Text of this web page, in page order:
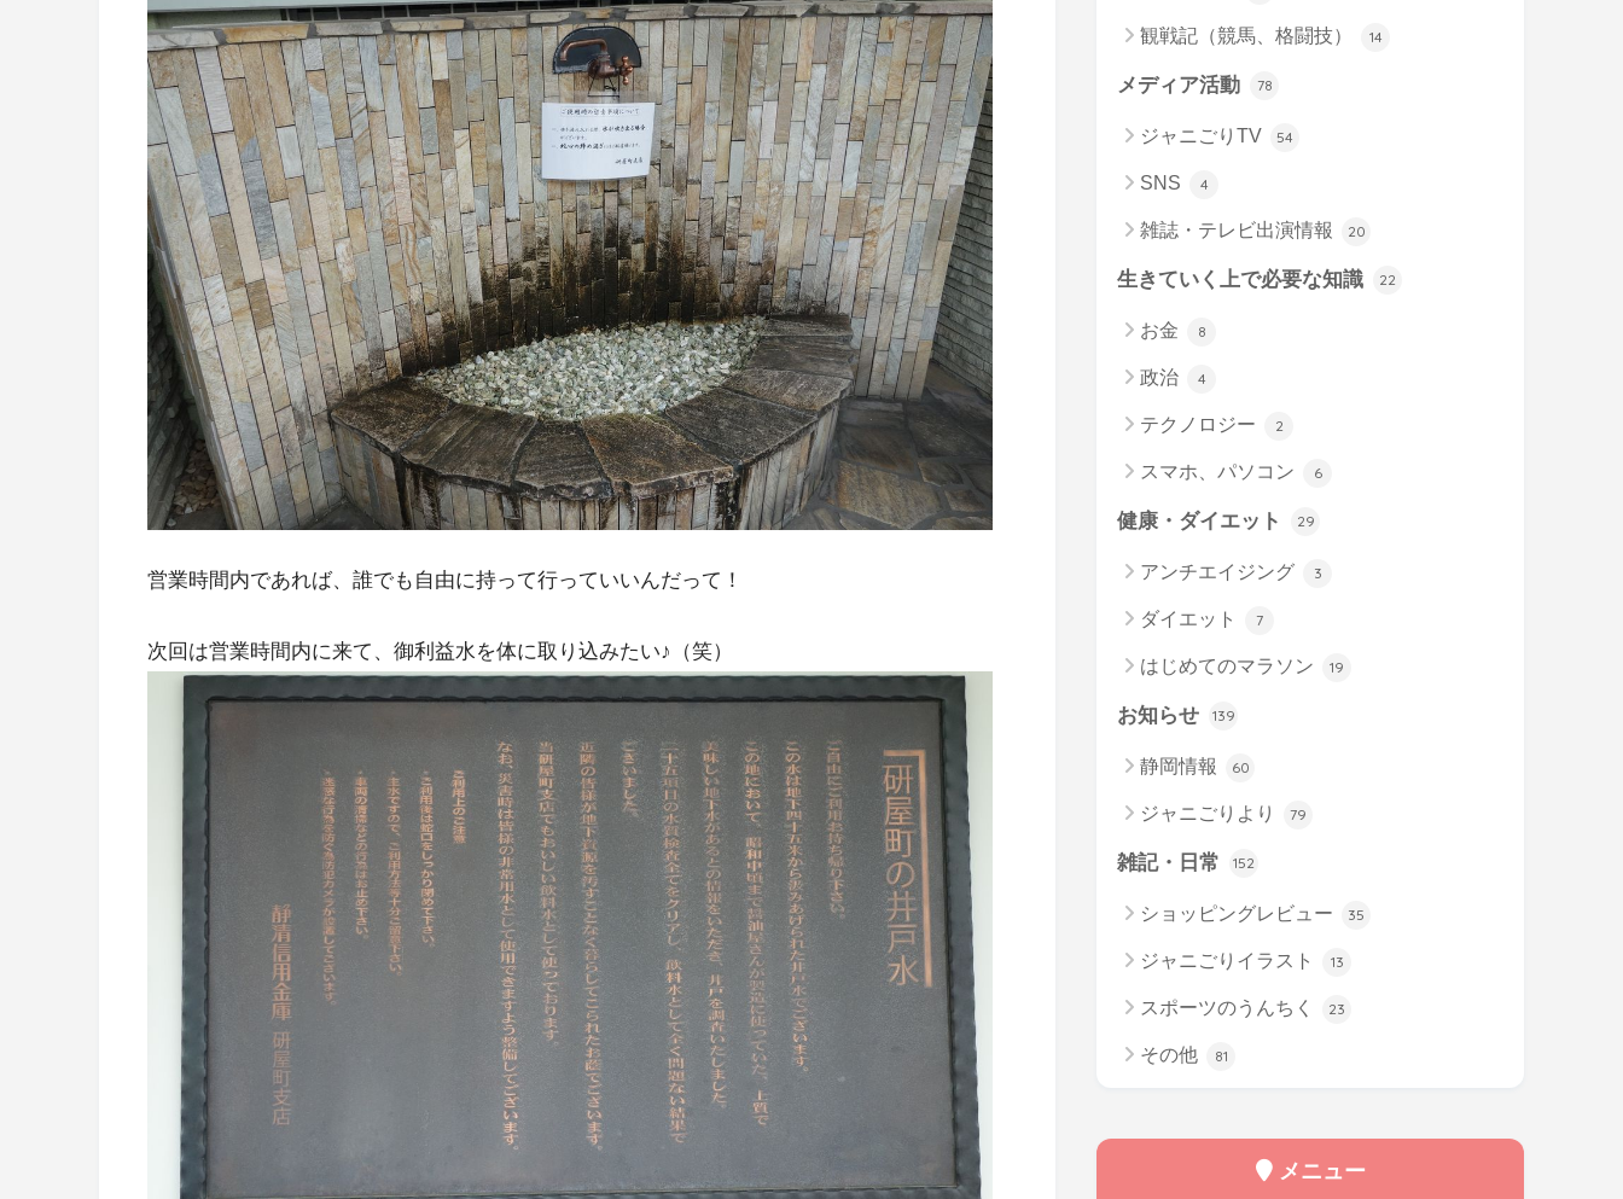
営業時間内であれば、誰でも自由に持って行っていいんだって！
次回は営業時間内に来て、御利益水を体に取り込みたい♪（笑）
観戦記（競馬、格闘技） 14
メディア活動 78
ジャニごりTV 54
SNS 4
雑誌・テレビ出演情報 20
生きていく上で必要な知識 22
お金 8
政治 4
テクノロジー 2
スマホ、パソコン 6
健康・ダイエット 29
アンチエイジング 3
ダイエット 7
はじめてのマラソン 19
お知らせ 139
静岡情報 60
ジャニごりより 79
雑記・日常 152
ショッピングレビュー 35
ジャニごりイラスト 13
スポーツのうんちく 23
その他 81
メニュー